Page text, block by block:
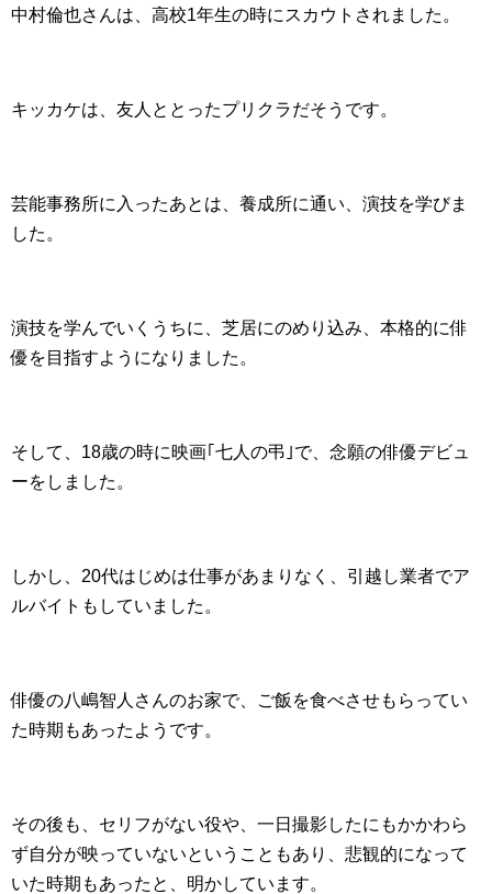
中村倫也さんは、高校1年生の時にスカウトされました。
キッカケは、友人ととったプリクラだそうです。
芸能事務所に入ったあとは、養成所に通い、演技を学びま
した。
演技を学んでいくうちに、芝居にのめり込み、本格的に俳
優を目指すようになりました。
そして、18歳の時に映画｢七人の弔｣で、念願の俳優デビュ
ーをしました。
しかし、20代はじめは仕事があまりなく、引越し業者でア
ルバイトもしていました。
俳優の八嶋智人さんのお家で、ご飯を食べさせもらってい
た時期もあったようです。
その後も、セリフがない役や、一日撮影したにもかかわら
ず自分が映っていないということもあり、悲観的になって
いた時期もあったと、明かしています。